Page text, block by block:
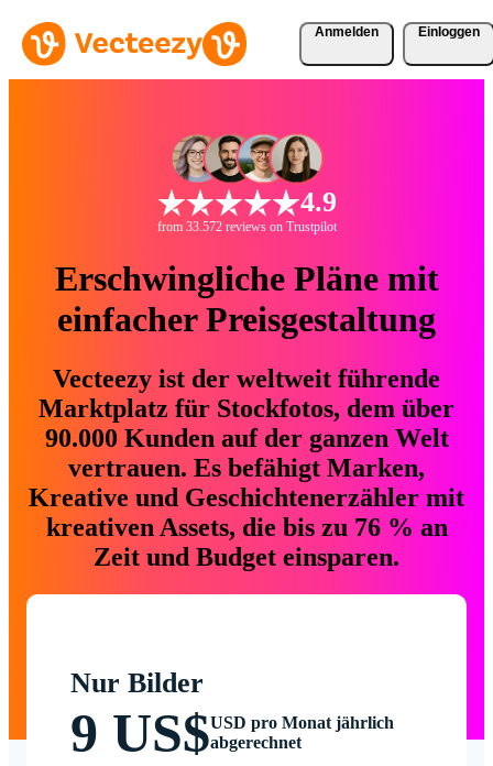
Anmelden Einloggen
4.9
from 33.572 reviews on Trustpilot
Erschwingliche Pläne mit
einfacher Preisgestaltung
Vecteezy ist der weltweit führende
Marktplatz für Stockfotos, dem über
90.000 Kunden auf der ganzen Welt
vertrauen. Es befähigt Marken,
Kreative und Geschichtenerzähler mit
kreativen Assets, die bis zu 76 % an
Zeit und Budget einsparen.
Nur Bilder
9 US$USD pro Monat jährlich
abgerechnet